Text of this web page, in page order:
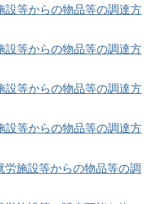
設等からの物品等の調達方
設等からの物品等の調達方
設等からの物品等の調達方
設等からの物品等の調達方
施設等からの物品等の調